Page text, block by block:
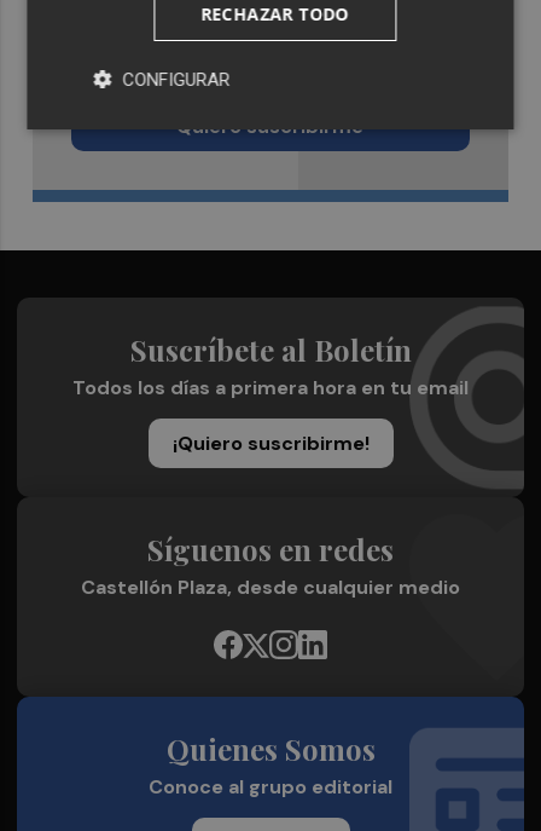
Recibe toda la actualidad de
Castellón Plaza en tu correo
Quiero suscribirme
Suscríbete al Boletín
Todos los días a primera hora en tu email
¡Quiero suscribirme!
Síguenos en redes
Castellón Plaza, desde cualquier medio
Quienes Somos
Conoce al grupo editorial
RECHAZAR TODO
CONFIGURAR